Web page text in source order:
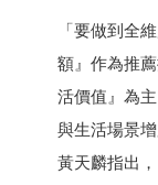
「要做到全
額』作為推
活價值』為
與生活場景
黃天麟指出